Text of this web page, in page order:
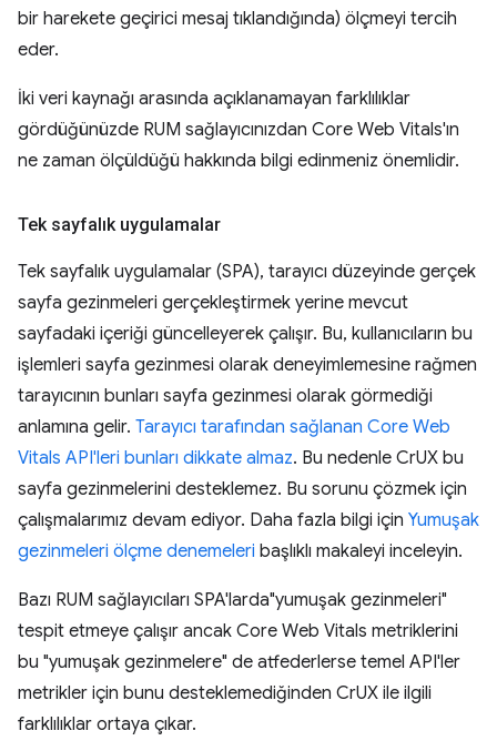
bir harekete geçirici mesaj tıklandığında) ölçmeyi tercih
eder.
İki veri kaynağı arasında açıklanamayan farklılıklar
gördüğünüzde RUM sağlayıcınızdan Core Web Vitals'ın
ne zaman ölçüldüğü hakkında bilgi edinmeniz önemlidir.
Tek sayfalık uygulamalar
Tek sayfalık uygulamalar (SPA), tarayıcı düzeyinde gerçek
sayfa gezinmeleri gerçekleştirmek yerine mevcut
sayfadaki içeriği güncelleyerek çalışır. Bu, kullanıcıların bu
işlemleri sayfa gezinmesi olarak deneyimlemesine rağmen
tarayıcının bunları sayfa gezinmesi olarak görmediği
anlamına gelir. Tarayıcı tarafından sağlanan Core Web
Vitals API'leri bunları dikkate almaz. Bu nedenle CrUX bu
sayfa gezinmelerini desteklemez. Bu sorunu çözmek için
çalışmalarımız devam ediyor. Daha fazla bilgi için Yumuşak
gezinmeleri ölçme denemeleri başlıklı makaleyi inceleyin.
Bazı RUM sağlayıcıları SPA'larda"yumuşak gezinmeleri"
tespit etmeye çalışır ancak Core Web Vitals metriklerini
bu "yumuşak gezinmelere" de atfederlerse temel API'ler
metrikler için bunu desteklemediğinden CrUX ile ilgili
farklılıklar ortaya çıkar.